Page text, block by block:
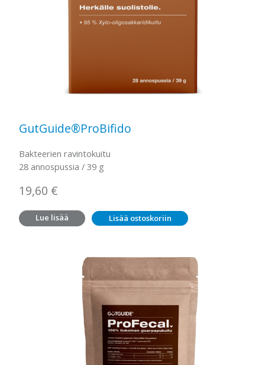
GutGuide®ProBifido
Bakteerien ravintokuitu
28 annospussia / 39 g
19,60 €
Lue lisää Lisää ostoskoriin